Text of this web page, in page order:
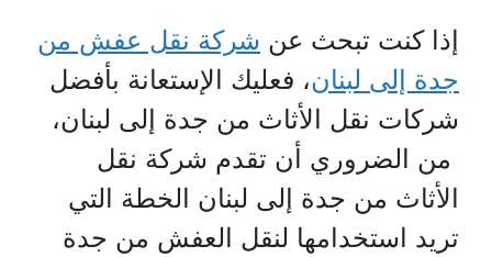
إذا كنت تبحث عن شركة نقل عفش من
جدة إلى لبنان، فعليك الإستعانة بأفضل
شركات نقل الأثاث من جدة إلى لبنان،
من الضروري أن تقدم شركة نقل
الأثاث من جدة إلى لبنان الخطة التي
تريد استخدامها لنقل العفش من جدة